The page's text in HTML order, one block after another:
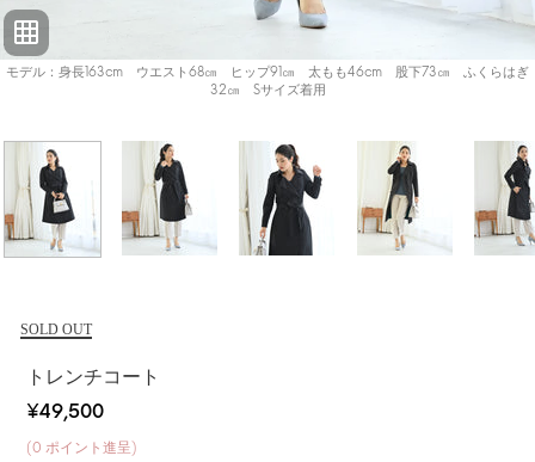
モデル：身長163cm ウエスト68㎝ ヒップ91㎝ 太もも46cm 股下73㎝ ふくらはぎ
32㎝ Sサイズ着用
SOLD OUT
トレンチコート
¥49,500
(0 ポイント進呈)